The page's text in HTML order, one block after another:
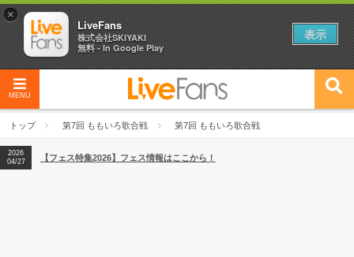
MENU
トップ 第7回 ももいろ歌合戦 第7回 ももいろ歌合戦
2026
04/27
2026
【ライブ動員ランキング】2026年上半期編発表！
2026
04/27
【フェス特集2026】フェス情報はここから！
×
LiveFans
株式会社SKIYAKI
無料 - In Google Play
表示